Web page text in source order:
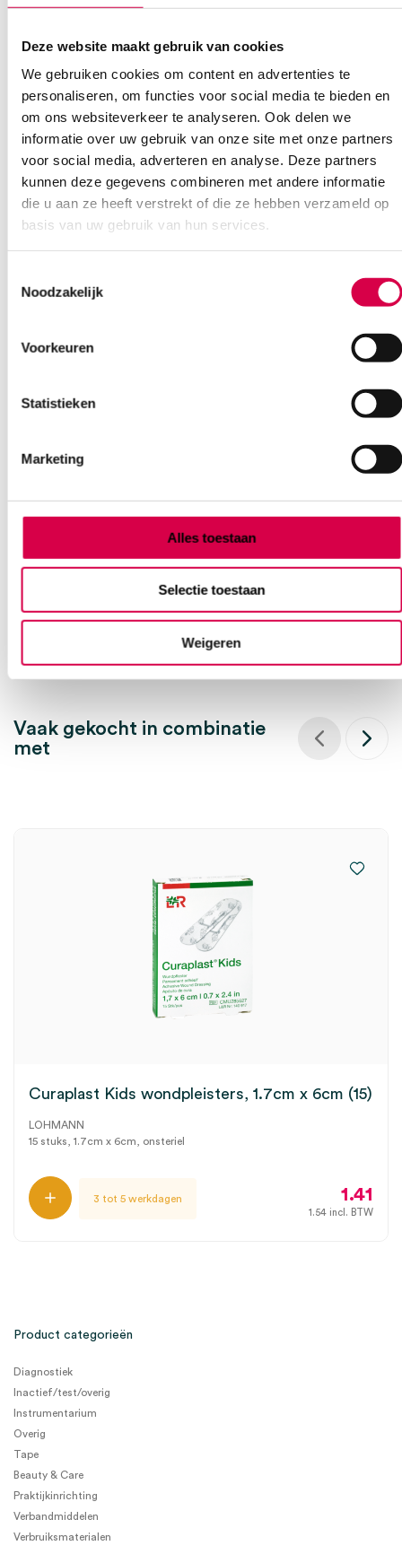
Deze website maakt gebruik van cookies
We gebruiken cookies om content en advertenties te
personaliseren, om functies voor social media te bieden en
om ons websiteverkeer te analyseren. Ook delen we
informatie over uw gebruik van onze site met onze partners
voor social media, adverteren en analyse. Deze partners
kunnen deze gegevens combineren met andere informatie
die u aan ze heeft verstrekt of die ze hebben verzameld op
basis van uw gebruik van hun services.
Noodzakelijk
Voorkeuren
Statistieken
Marketing
Alles toestaan
Selectie toestaan
Weigeren
Ook interessant
DermaPlast Classic wondpleister, 4cm x 5m (1)
Direct leverbaar 18.19
Vaak gekocht in combinatie
met
Curaplast Kids wondpleisters, 1.7cm x 6cm (15)
LOHMANN
15 stuks, 1.7cm x 6cm, onsteriel
3 tot 5 werkdagen 1.41
1.54 incl. BTW
Product categorieën
Diagnostiek
Inactief/test/overig
Instrumentarium
Overig
Tape
Beauty & Care
Praktijkinrichting
Verbandmiddelen
Verbruiksmaterialen